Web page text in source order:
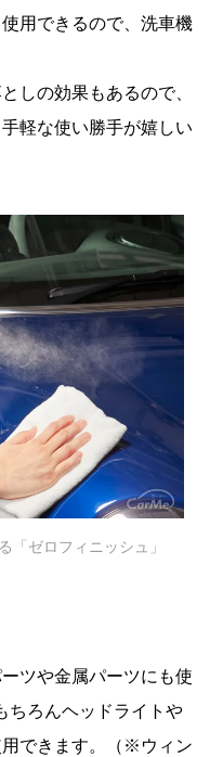
用できるので、洗車機
しの効果もあるので、
軽な使い勝手が嬉しい
「ゼロフィニッシュ」
ツや金属パーツにも使
ちろんヘッドライトや
できます。（※ウィン